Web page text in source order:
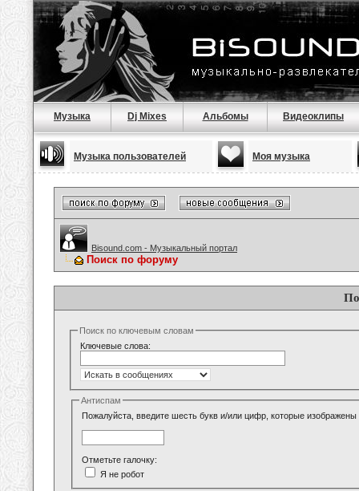
Музыка Dj Mixes Альбомы Видеоклипы
Музыка пользователей Моя музыка
Bisound.com - Музыкальный портал
Поиск по форуму
Поиск по ключевым словам
Ключевые слова:
Антиспам
Пожалуйста, введите шесть букв и/или цифр, которые изображены
Отметьте галочку:
Я не робот